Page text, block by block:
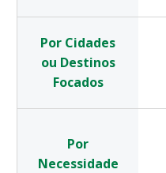
Por Cidades
ou Destinos
Focados
Por
Necessidade